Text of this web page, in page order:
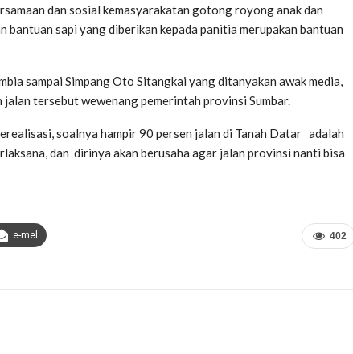
dan sosial kemasyarakatan gotong royong anak dan
sapi yang diberikan kepada panitia merupakan bantuan
sampai Simpang Oto Sitangkai yang ditanyakan awak media,
tersebut wewenang pemerintah provinsi Sumbar.
soalnya hampir 90 persen jalan di Tanah Datar adalah
dan dirinya akan berusaha agar jalan provinsi nanti bisa
402
e-mel